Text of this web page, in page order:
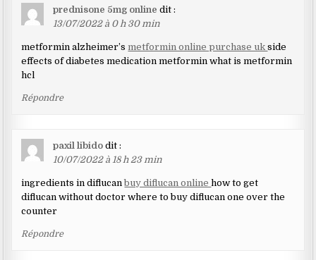
prednisone 5mg online dit :
13/07/2022 à 0 h 30 min
metformin alzheimer’s metformin online purchase ukside
effects of diabetes medication metformin what is metformin
hcl
Répondre
paxil libido dit :
10/07/2022 à 18 h 23 min
ingredients in diflucanbuy diflucan onlinehow to get
diflucan without doctor where to buy diflucan one over the
counter
Répondre